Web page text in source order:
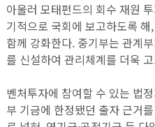
아울러 모태펀드의 회수 재원
기적으로 국회에 보고하도록
함께 강화한다. 중기부는 관계
를 신설하여 관리체계를 더욱
벤처투자에 참여할 수 있는 법
부 기금에 한정됐던 출자 근거